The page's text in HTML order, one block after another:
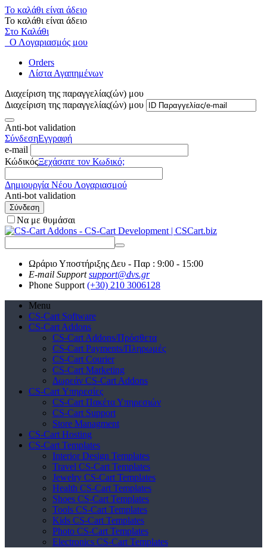
Το καλάθι είναι άδειο
Το καλάθι είναι άδειο
Στο Καλάθι
Ο Λογαριασμός μου
Orders
Λίστα Αγαπημένων
Διαχείριση της παραγγελίας(ών) μου
Διαχείριση της παραγγελίας(ών) μου
Anti-bot validation
ΣύνδεσηΕγγραφή
e-mail
ΚώδικόςΞεχάσατε τον Κωδικό;
Δημιουργία Νέου Λογαριασμού
Anti-bot validation
Σύνδεση
Να με θυμάσαι
Ωράριο Υποστήριξης Δευ - Παρ : 9:00 - 15:00
E-mail Support support@dvs.gr
Phone Support (+30) 210 3006128
Menu
CS-Cart Software
CS-Cart Addons
CS-Cart Addons/Πρόσθετα
CS-Cart Payments/Πληρωμές
CS-Cart Courier
CS-Cart Marketing
Δωρεάν CS-Cart Addons
CS-Cart Υπηρεσίες
CS-Cart Πακέτα Υπηρεσιών
CS-Cart Support
Store Managment
CS-Cart Hosting
CS-Cart Templates
Interior Design Templates
Travel CS-Cart Templates
Jewelry CS-Cart Templates
Health CS-Cart Templates
Shoes CS-Cart Templates
Tools CS-Cart Templates
Kids CS-Cart Templates
Photo CS-Cart Templates
Electronics CS-Cart Templates